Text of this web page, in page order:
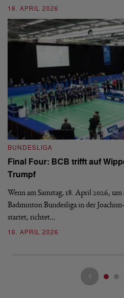
18. APRIL 2026
BUNDESLIGA
Final Four: BCB trifft auf
Trumpf
Wenn am Samstag, 18. April 2026, um
Badminton Bundesliga in der
startet, richtet…
16. APRIL 2026